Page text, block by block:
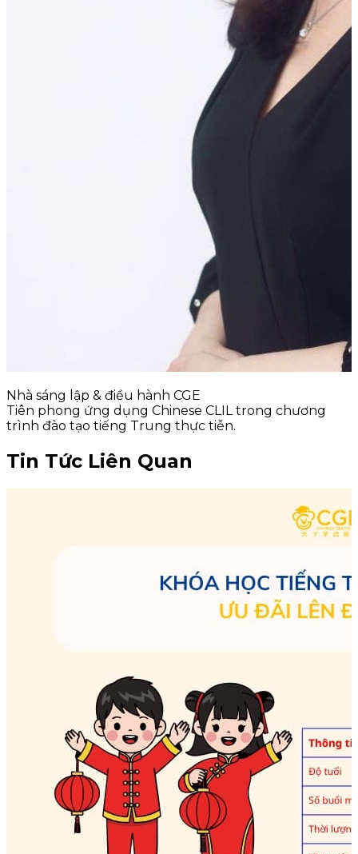
Nhà sáng lập & điều hành CGE
Tiên phong ứng dụng Chinese CLIL trong chương
trình đào tạo tiếng Trung thực tiễn.
Tin Tức Liên Quan